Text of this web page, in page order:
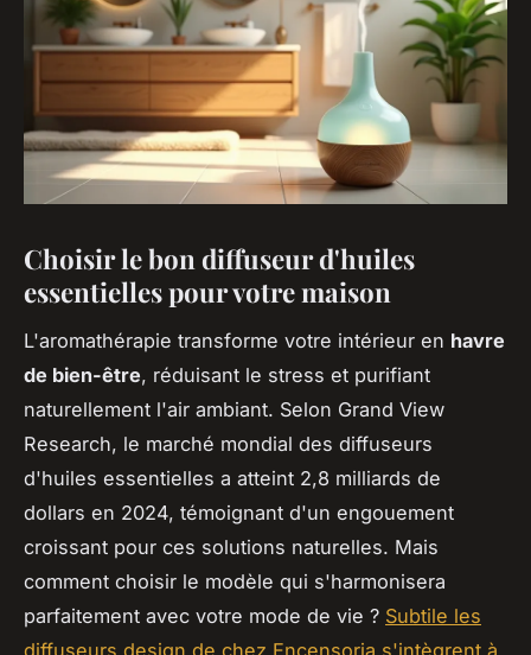
Choisir le bon diffuseur d'huiles
essentielles pour votre maison
L'aromathérapie transforme votre intérieur en havre
de bien-être, réduisant le stress et purifiant
naturellement l'air ambiant. Selon Grand View
Research, le marché mondial des diffuseurs
d'huiles essentielles a atteint 2,8 milliards de
dollars en 2024, témoignant d'un engouement
croissant pour ces solutions naturelles. Mais
comment choisir le modèle qui s'harmonisera
parfaitement avec votre mode de vie ? Subtile les
diffuseurs design de chez Encensoria s'intègrent à